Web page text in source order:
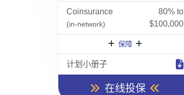
Coinsurance
(in-network)
80% to
$100,000
保障
计划小册子
在线投保